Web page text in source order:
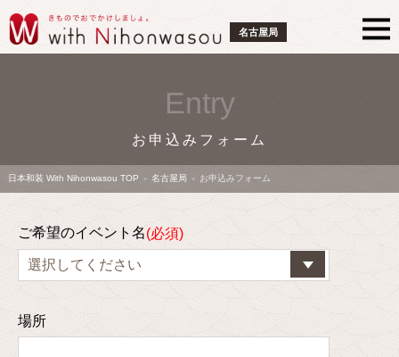
名古屋局
Entry
お申込みフォーム
日本和装 With Nihonwasou TOP > 名古屋局 > お申込みフォーム
ご希望のイベント名
場所